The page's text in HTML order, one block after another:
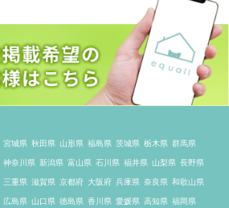
宮城県 秋田県 山形県 福島県 茨城県 栃木県 群馬県
神奈川県 新潟県 富山県 石川県 福井県 山梨県 長野県
三重県 滋賀県 京都府 大阪府 兵庫県 奈良県 和歌山県
広島県 山口県 徳島県 香川県 愛媛県 高知県 福岡県